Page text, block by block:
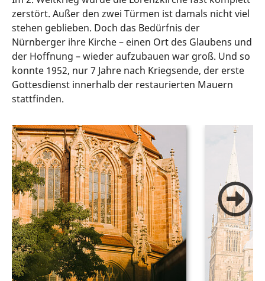
zerstört. Außer den zwei Türmen ist damals nicht viel
stehen geblieben. Doch das Bedürfnis der
Nürnberger ihre Kirche – einen Ort des Glaubens und
der Hoffnung – wieder aufzubauen war groß. Und so
konnte 1952, nur 7 Jahre nach Kriegsende, der erste
Gottesdienst innerhalb der restaurierten Mauern
stattfinden.